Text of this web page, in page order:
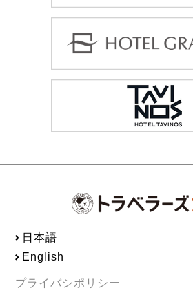
日本語
English
プライバシポリシー